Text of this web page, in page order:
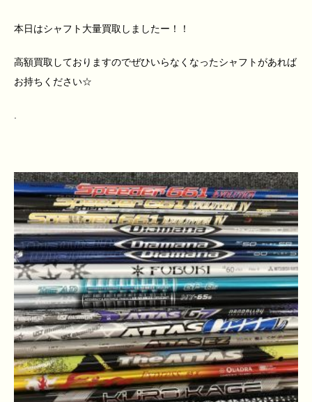
本日はシャフト大量買取しましたー！！
高額買取しておりますのでぜひいらなくなったシャフトがあれば
お持ちください☆
.